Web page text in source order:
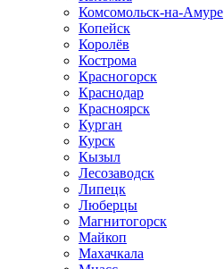
Комсомольск-на-Амуре
Копейск
Королёв
Кострома
Красногорск
Краснодар
Красноярск
Курган
Курск
Кызыл
Лесозаводск
Липецк
Люберцы
Магнитогорск
Майкоп
Махачкала